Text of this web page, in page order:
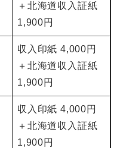
＋北海道収入証紙
1,900円
収入印紙 4,000円
＋北海道収入証紙
1,900円
収入印紙 4,000円
＋北海道収入証紙
1,900円